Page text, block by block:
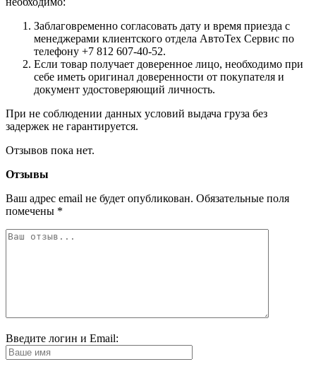
Заблаговременно согласовать дату и время приезда с
менеджерами клиентского отдела АвтоТех Сервис по
телефону +7 812 607-40-52.
Если товар получает доверенное лицо, необходимо при
себе иметь оригинал доверенности от покупателя и
документ удостоверяющий личность.
При не соблюдении данных условий выдача груза без
задержек не гарантируется.
Отзывов пока нет.
Отзывы
Ваш адрес email не будет опубликован. Обязательные поля
помечены *
Введите логин и Email: